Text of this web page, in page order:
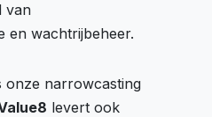
van
en wachtrijbeheer.
onze narrowcasting
levert ook